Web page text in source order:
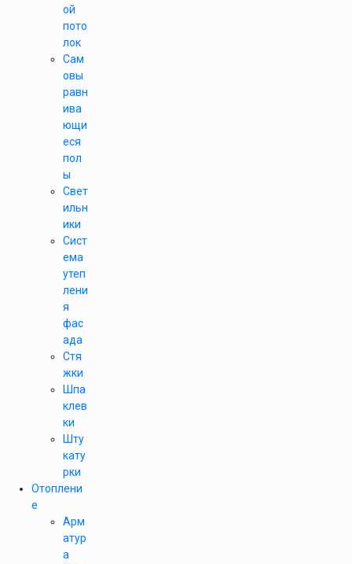
ой
пото
лок
Сам
овы
равн
ива
ющи
еся
пол
ы
Свет
ильн
ики
Сист
ема
утеп
лени
я
фас
ада
Стя
жки
Шпа
клев
ки
Шту
кату
рки
Отоплени
е
Арм
атур
а